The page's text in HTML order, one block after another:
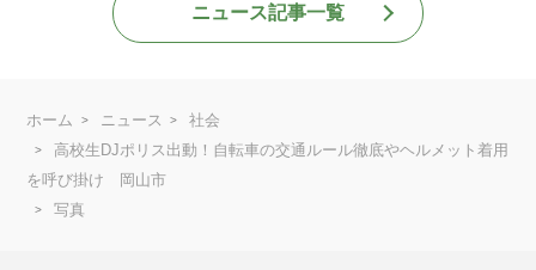
ニュース記事一覧
ホーム ニュース
社会
高校生DJポリス出動！自転車の交通ルール徹底やヘルメット着用
を呼び掛け 岡山市
写真